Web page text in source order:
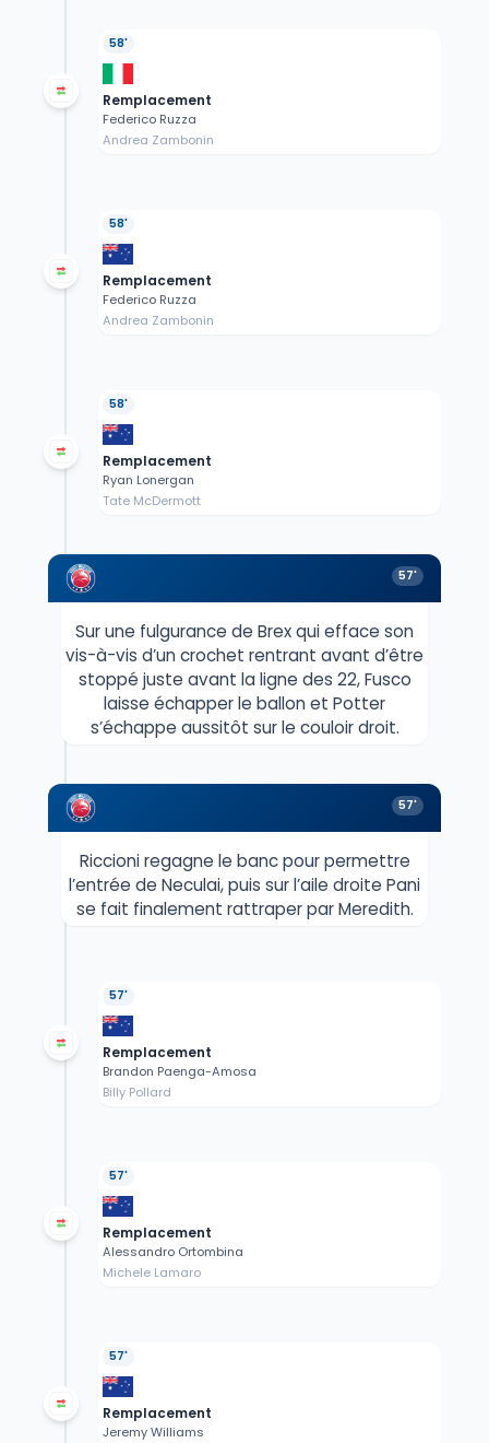
58'
Remplacement
Federico Ruzza
Andrea Zambonin
58'
Remplacement
Federico Ruzza
Andrea Zambonin
58'
Remplacement
Ryan Lonergan
Tate McDermott
57'
Sur une fulgurance de Brex qui efface son
vis-à-vis d’un crochet rentrant avant d’être
stoppé juste avant la ligne des 22, Fusco
laisse échapper le ballon et Potter
s’échappe aussitôt sur le couloir droit.
57'
Riccioni regagne le banc pour permettre
l’entrée de Neculai, puis sur l’aile droite Pani
se fait finalement rattraper par Meredith.
57'
Remplacement
Brandon Paenga-Amosa
Billy Pollard
57'
Remplacement
Alessandro Ortombina
Michele Lamaro
57'
Remplacement
Jeremy Williams